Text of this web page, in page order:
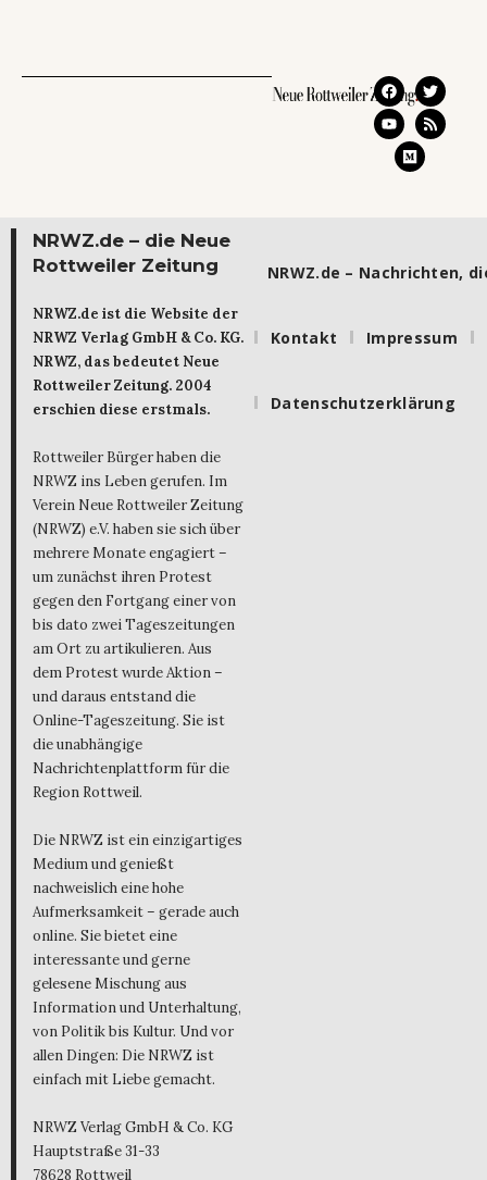
NRWZ.de – die Neue
Rottweiler Zeitung
NRWZ.de ist die Website der
NRWZ Verlag GmbH & Co. KG.
NRWZ, das bedeutet Neue
Rottweiler Zeitung. 2004
erschien diese erstmals.
Rottweiler Bürger haben die
NRWZ ins Leben gerufen. Im
Verein Neue Rottweiler Zeitung
(NRWZ) e.V. haben sie sich über
mehrere Monate engagiert –
um zunächst ihren Protest
gegen den Fortgang einer von
bis dato zwei Tageszeitungen
am Ort zu artikulieren. Aus
dem Protest wurde Aktion –
und daraus entstand die
Online-Tageszeitung. Sie ist
die unabhängige
Nachrichtenplattform für die
Region Rottweil.
Die NRWZ ist ein einzigartiges
Medium und genießt
nachweislich eine hohe
Aufmerksamkeit – gerade auch
online. Sie bietet eine
interessante und gerne
gelesene Mischung aus
Information und Unterhaltung,
von Politik bis Kultur. Und vor
allen Dingen: Die NRWZ ist
einfach mit Liebe gemacht.
NRWZ Verlag GmbH & Co. KG
Hauptstraße 31-33
78628 Rottweil
NRWZ.de – Nachrichten,
Kontakt Impressum
Datenschutzerklärung